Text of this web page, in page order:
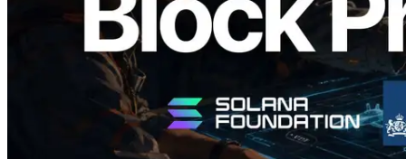
Daha fazla yükle